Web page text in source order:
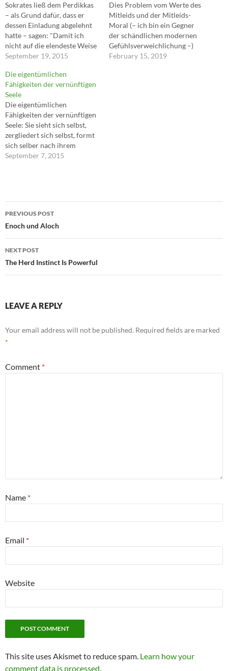
Sokrates ließ dem Perdikkas
– als Grund dafür, dass er
dessen Einladung abgelehnt
hatte – sagen: "Damit ich
nicht auf die elendeste Weise
umkomme", das heißt, damit
empfangen habe, in die Lage
komme, es nicht erwidern zu
können. ---Marc Aurel
September 19, 2015
Dies Problem vom Werte des
Mitleids und der Mitleids-
Moral (– ich bin ein Gegner
der schändlichen modernen
Gefühlsverweichlichung –)
scheint zunächst nur etwas
February 15, 2019
Die eigentümlichen
Fähigkeiten der vernünftigen
Seele
Die eigentümlichen
Fähigkeiten der vernünftigen
Seele: Sie sieht sich selbst,
zergliedert sich selbst, formt
sich selber nach ihrem
Willen, erntet selber die
eigentümliches Ziel, wo auch
immer das…
September 7, 2015
Post
navigation
PREVIOUS POST
Enoch und Aloch
NEXT POST
The Herd Instinct Is Powerful
LEAVE A REPLY
Your email address will not be published. Required fields are marked
*
Comment *
Name *
Email *
Website
This site uses Akismet to reduce spam. Learn how your
comment data is processed.